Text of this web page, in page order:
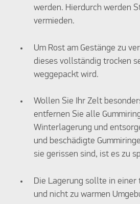
werden. Hierdurch werden
vermieden.
Um Rost am Gestänge zu
dieses vollständig trocken
weggepackt wird.
Wollen Sie Ihr Zelt
entfernen Sie alle
Winterlagerung und
und beschädigte
sie gerissen sind, ist es zu
Die Lagerung sollte in
und nicht zu warmen